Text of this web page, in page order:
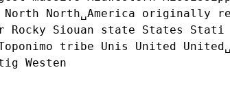
North North␣America originally
Rocky Siouan state States Stati
tribe Unis United
Westen